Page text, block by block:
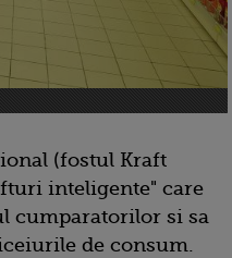
(fostul Kraft
inteligente" care
cumparatorilor si sa
de consum.